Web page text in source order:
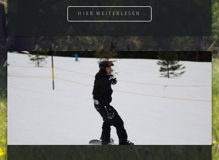
HIER WEITERLESEN